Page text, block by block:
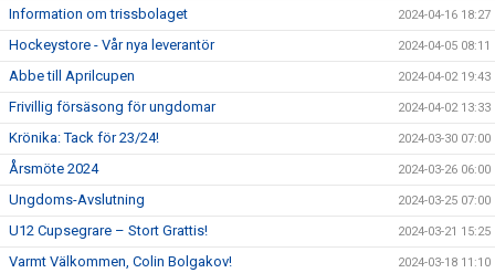
Information om trissbolaget 2024-04-16 18:27
Hockeystore - Vår nya leverantör 2024-04-05 08:11
Abbe till Aprilcupen 2024-04-02 19:43
Frivillig försäsong för ungdomar 2024-04-02 13:33
Krönika: Tack för 23/24! 2024-03-30 07:00
Årsmöte 2024 2024-03-26 06:00
Ungdoms-Avslutning 2024-03-25 07:00
U12 Cupsegrare – Stort Grattis! 2024-03-21 15:25
Varmt Välkommen, Colin Bolgakov! 2024-03-18 11:10